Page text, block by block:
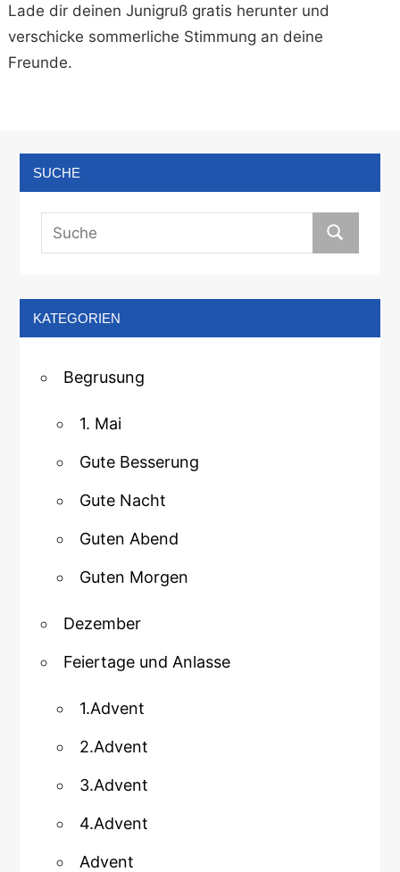
Lade dir deinen Junigruß gratis herunter und
verschicke sommerliche Stimmung an deine
Freunde.
SUCHE
KATEGORIEN
Begrusung
1. Mai
Gute Besserung
Gute Nacht
Guten Abend
Guten Morgen
Dezember
Feiertage und Anlasse
1.Advent
2.Advent
3.Advent
4.Advent
Advent